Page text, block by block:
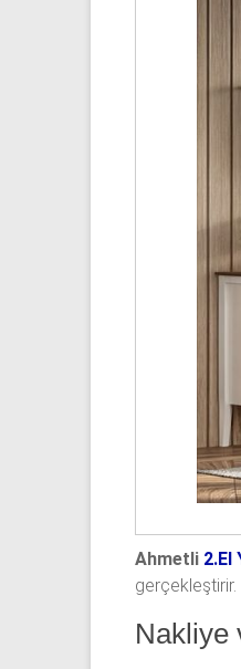
Ahmetli 2.El
gerçekleştirir.
Nakliye